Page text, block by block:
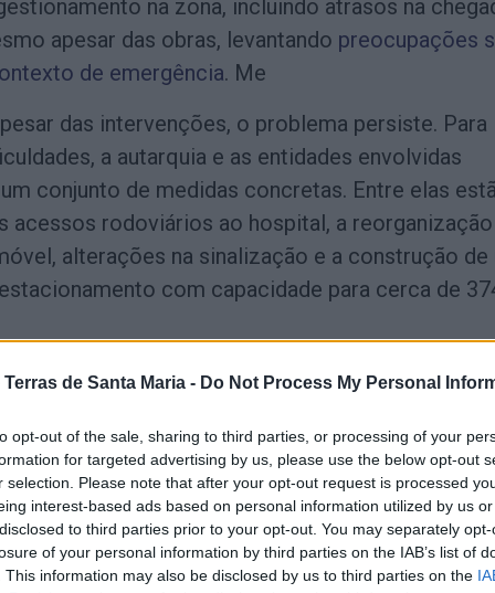
Terras de Santa Maria - Do Not Process My Personal
opt-out of the sale, sharing to third parties, or processing of your
for targeted advertising by us, please use the below opt-out
selection. Please note that after your opt-out request is processed
interest-based ads based on personal information utilized by us
to third parties prior to your opt-out. You may separately
of your personal information by third parties on the IAB’s list of
This information may also be disclosed by us to third parties on the
na zona, incluindo atrasos na
apesar das obras, levantando preocupações
de emergência. Me
das intervenções, o problema persiste. Para
a autarquia e as entidades envolvidas
conjunto de medidas concretas. Entre elas
acessos rodoviários ao hospital, a reorganização
alterações na sinalização e a construção de
com capacidade para cerca de
uma nova via de acesso direto à unidade
parque e melhorias na ligação a artérias
Pinho e a Rua Dr. João Magalhães. Está
de uma nova entrada a norte, destinada
da rotunda principal.